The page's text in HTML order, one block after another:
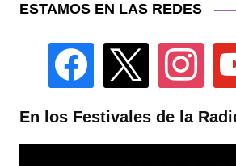
ESTAMOS EN LAS REDES
facebook instagram
En los Festivales de la